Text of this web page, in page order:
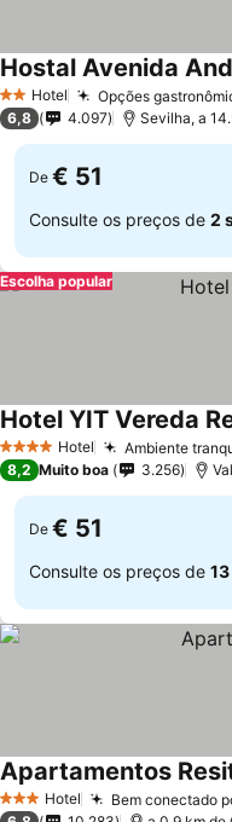
2 Estrelas
Hotel Opções
Hostal Avenida
6,8 4.097 Sevilha, a
De € 51
Consulte os preços de 2
Escolha popular
4 EstrelasHotel Ambiente
Hotel YIT Vereda
8,2 Muito boa 3.256
De € 51
Consulte os preços de
3 EstrelasHotel Bem conectado
Apartamentos